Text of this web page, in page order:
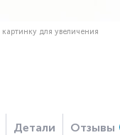
для увеличения
Детали Отзывы